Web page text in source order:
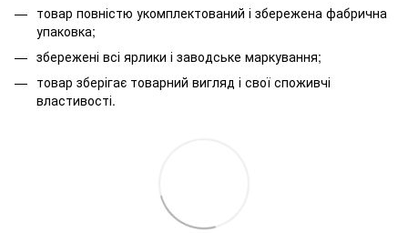
товар повністю укомплектований і збережена фабрична
упаковка;
збережені всі ярлики і заводське маркування;
товар зберігає товарний вигляд і свої споживчі
властивості.